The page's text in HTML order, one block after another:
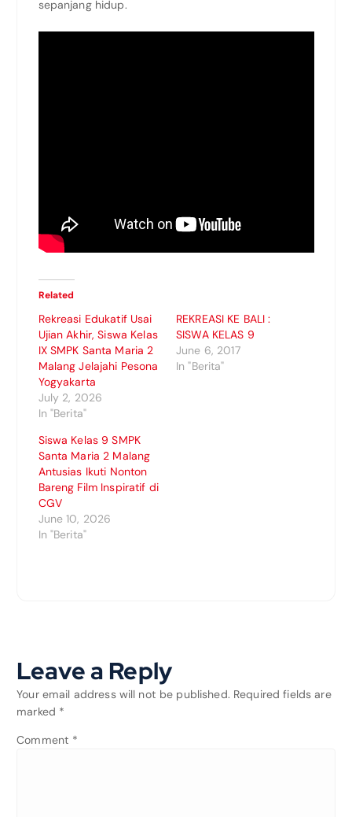
sepanjang hidup.
Related
Rekreasi Edukatif Usai
Ujian Akhir, Siswa Kelas
IX SMPK Santa Maria 2
Malang Jelajahi Pesona
Yogyakarta
July 2, 2026
In "Berita"
REKREASI KE BALI :
SISWA KELAS 9
June 6, 2017
In "Berita"
Siswa Kelas 9 SMPK
Santa Maria 2 Malang
Antusias Ikuti Nonton
Bareng Film Inspiratif di
CGV
June 10, 2026
In "Berita"
Leave a Reply
Your email address will not be published. Required fields are
marked *
Comment *